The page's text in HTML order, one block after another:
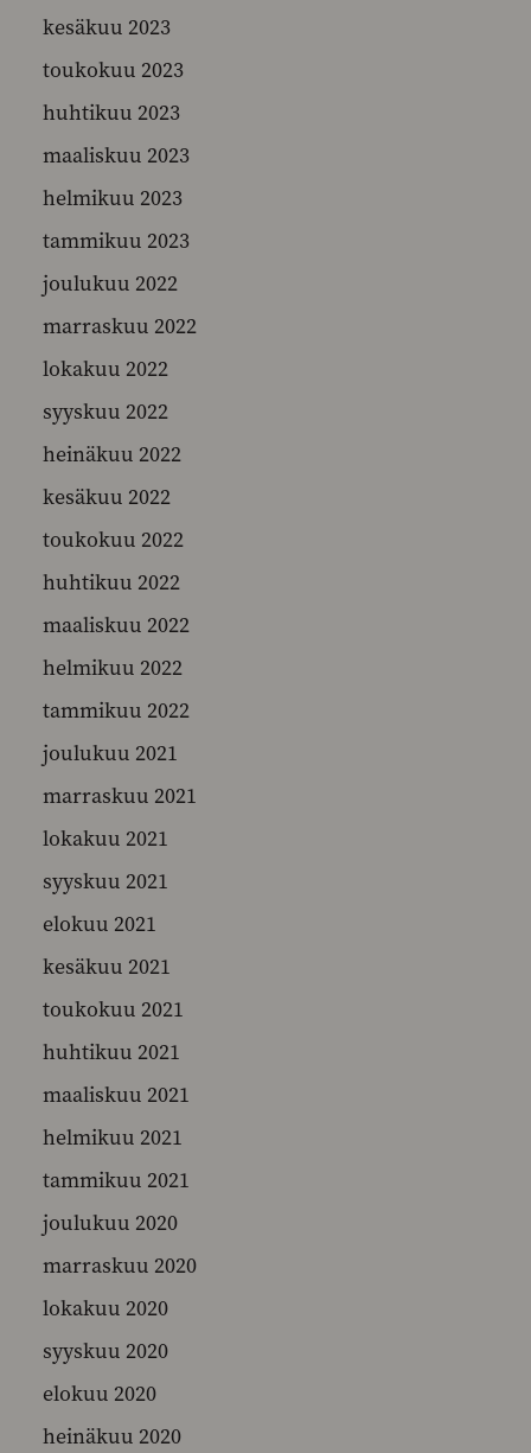
kesäkuu 2023
toukokuu 2023
huhtikuu 2023
maaliskuu 2023
helmikuu 2023
tammikuu 2023
joulukuu 2022
marraskuu 2022
lokakuu 2022
syyskuu 2022
heinäkuu 2022
kesäkuu 2022
toukokuu 2022
huhtikuu 2022
maaliskuu 2022
helmikuu 2022
tammikuu 2022
joulukuu 2021
marraskuu 2021
lokakuu 2021
syyskuu 2021
elokuu 2021
kesäkuu 2021
toukokuu 2021
huhtikuu 2021
maaliskuu 2021
helmikuu 2021
tammikuu 2021
joulukuu 2020
marraskuu 2020
lokakuu 2020
syyskuu 2020
elokuu 2020
heinäkuu 2020